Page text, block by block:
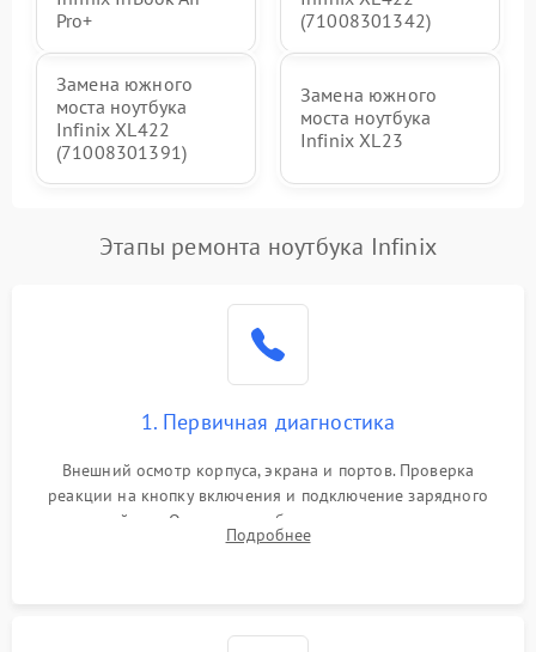
Pro+
(71008301342)
Замена южного
моста ноутбука
Infinix XL422
(71008301391)
Замена южного
моста ноутбука
Infinix XL23
Этапы ремонта ноутбука Infinix
1. Первичная диагностика
Внешний осмотр корпуса, экрана и портов. Проверка
реакции на кнопку включения и подключение зарядного
устройства. Оценка потребления тока с помощью
лабораторного блока питания для локализации проблемы.
Подробнее